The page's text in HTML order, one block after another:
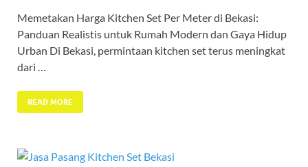
Memetakan Harga Kitchen Set Per Meter di Bekasi:
Panduan Realistis untuk Rumah Modern dan Gaya Hidup
Urban Di Bekasi, permintaan kitchen set terus meningkat
dari …
READ MORE